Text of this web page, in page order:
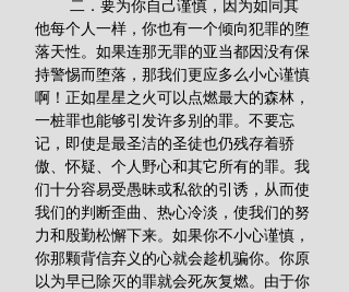
他每个人一样，你也有一个倾向犯罪的堕
落天性。如果连那无罪的亚当都因没有保
持警惕而堕落，那我们更应多么小心谨慎
啊！正如星星之火可以点燃最大的森林，
一桩罪也能够引发许多别的罪。不要忘
记，即使是最圣洁的圣徒也仍残存着骄
傲、怀疑、个人野心和其它所有的罪。我
们十分容易受愚昧或私欲的引诱，从而使
我们的判断歪曲、热心冷淡，使我们的努
力和殷勤松懈下来。如果你不小心谨慎，
你那颗背信弃义的心就会趁机骗你。你原
以为早已除灭的罪就会死灰复燃。由于你